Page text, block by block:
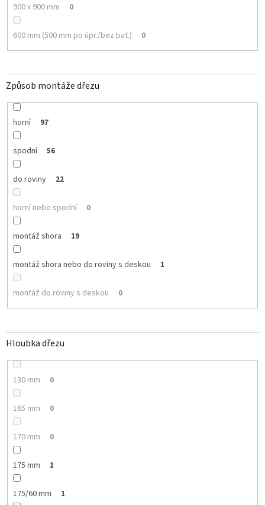
900 x 900 mm 0
600 mm (500 mm po úpr./bez bat.) 0
Způsob montáže dřezu
horní 97
spodní 56
do roviny 22
horní nebo spodní 0
montáž shora 19
montáž shora nebo do roviny s deskou 1
montáž do roviny s deskou 0
Hloubka dřezu
130 mm 0
165 mm 0
170 mm 0
175 mm 1
175/60 mm 1